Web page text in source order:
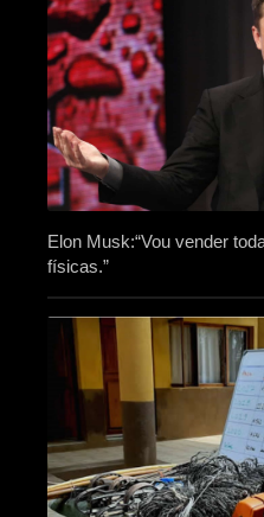
Elon Musk:“Vou vender
físicas.”